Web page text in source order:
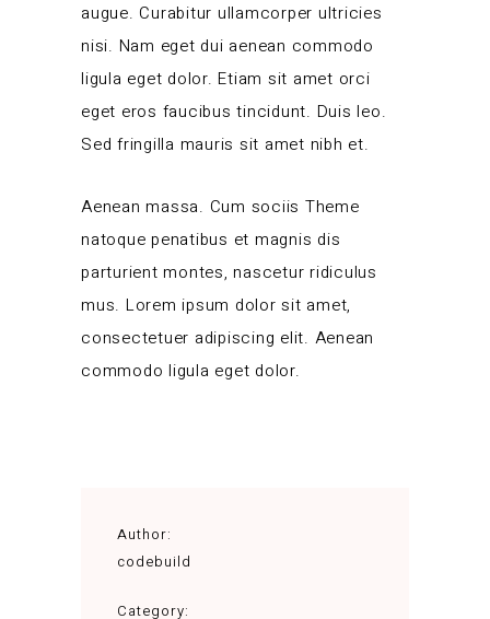
augue. Curabitur ullamcorper ultricies
nisi. Nam eget dui aenean commodo
ligula eget dolor. Etiam sit amet orci
eget eros faucibus tincidunt. Duis leo.
Sed fringilla mauris sit amet nibh et.
Aenean massa. Cum sociis Theme
natoque penatibus et magnis dis
parturient montes, nascetur ridiculus
mus. Lorem ipsum dolor sit amet,
consectetuer adipiscing elit. Aenean
commodo ligula eget dolor.
Author:
codebuild
Category: